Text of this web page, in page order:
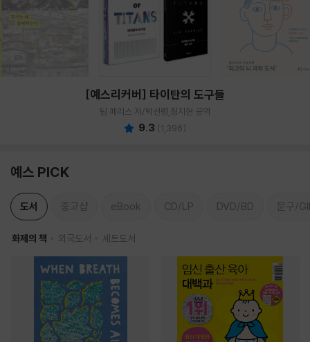
[예스리커버] 타이탄의 도구들
팀 페리스 저/박선령,정지현 공역
9.3 (1,396)
예스 PICK
도서 중고샵 eBook CD/LP DVD/BD 문구/
화제의 책 외국도서 세트도서